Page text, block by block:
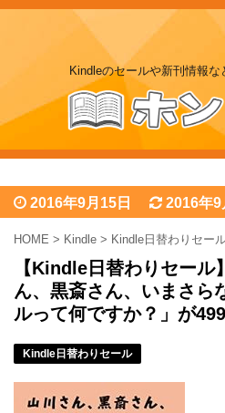
Kindleのセールや新刊情報
2016年9月15日 2016年9
HOME > Kindle > Kindle日替わりセー
【Kindle日替わりセール
ん、黒斎さん、いまさら
ルって何ですか？」が499
Kindle日替わりセール